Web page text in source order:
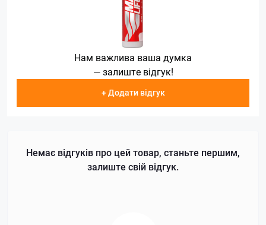
Нам важлива ваша думка
— залиште відгук!
+ Додати відгук
Немає відгуків про цей товар, станьте першим,
залиште свій відгук.